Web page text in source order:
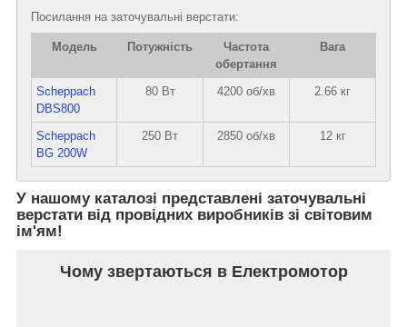
Посилання на заточувальні верстати:
Модель Потужність
Частота
обертання
Вага
Scheppach
DBS800
80 Вт 4200 об/хв 2.66 кг
Scheppach
BG 200W
250 Вт 2850 об/хв 12 кг
У нашому каталозі представлені заточувальні
верстати від провідних виробників зі світовим
ім'ям!
Чому звертаються в Електромотор